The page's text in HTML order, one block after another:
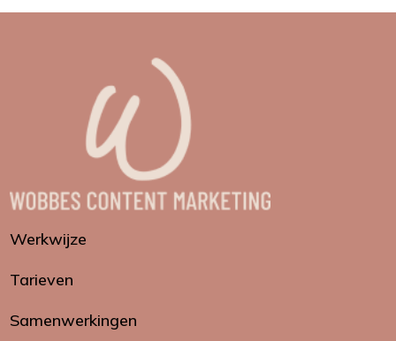
Werkwijze
Tarieven
Samenwerkingen